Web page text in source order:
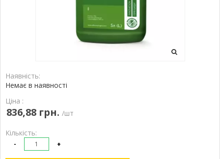
Наявність:
Немає в наявності
Ціна :
836,88 грн. /шт
Кількість:
- +